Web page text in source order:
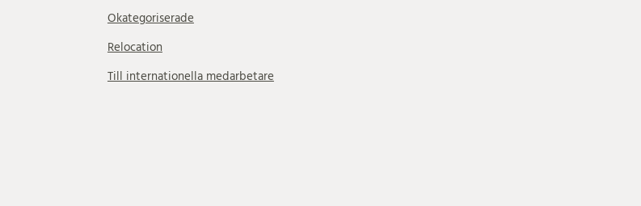
Okategoriserade
Relocation
Till internationella medarbetare